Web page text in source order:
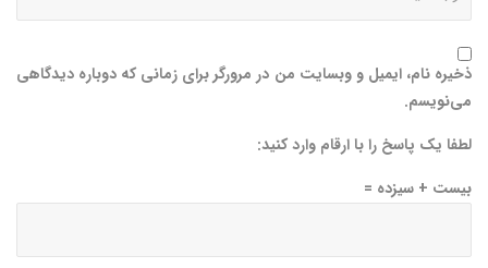
ذخیره نام، ایمیل و وبسایت من در مرورگر برای زمانی که دوباره دیدگاهی
می‌نویسم.
لطفا یک پاسخ را با ارقام وارد کنید:
بیست + سیزده =